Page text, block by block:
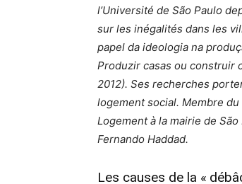
l’Université de São Paulo
sur les inégalités dans les
papel da ideologia na
Produzir casas ou construir
2012). Ses recherches
logement social. Membre
Logement à la mairie de
Fernando Haddad.
Les causes de la «